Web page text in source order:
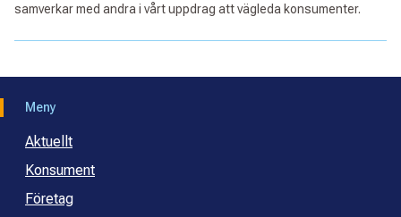
samverkar med andra i vårt uppdrag att vägleda konsumenter.
Meny
Aktuellt
Konsument
Företag